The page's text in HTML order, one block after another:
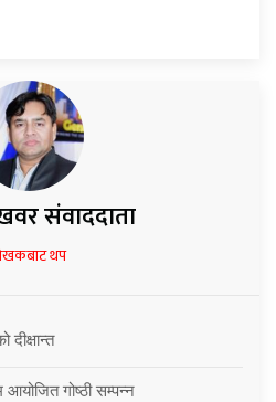
संवाददाता
थप
दीक्षान्त
आयोजित गोष्ठी सम्पन्न